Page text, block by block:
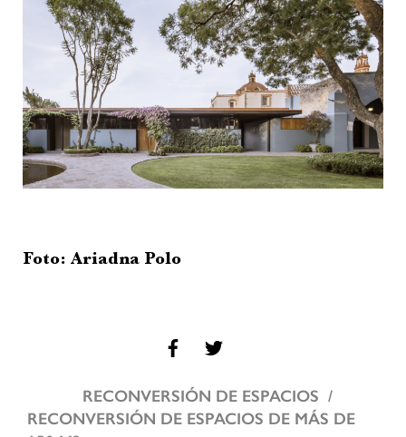
Foto: Ariadna Polo
RECONVERSIÓN DE ESPACIOS
RECONVERSIÓN DE ESPACIOS DE MÁS DE